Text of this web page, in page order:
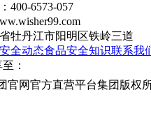
400-6573-057
牡丹江市阳明区铁岭三道
全动态食品安全知识联系我
：
官网官方直营平台集团版权